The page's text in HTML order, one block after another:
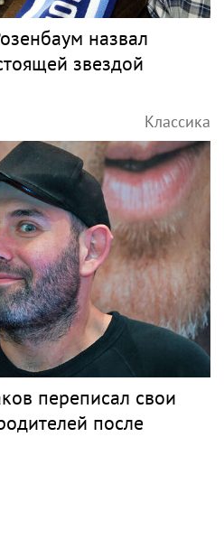
назвал
звездой
Классика
переписал свои
после